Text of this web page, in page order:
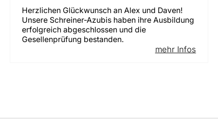
Herzlichen Glückwunsch an Alex und Daven!
Unsere Schreiner-Azubis haben ihre Ausbildung
erfolgreich abgeschlossen und die
Gesellenprüfung bestanden.
mehr Infos